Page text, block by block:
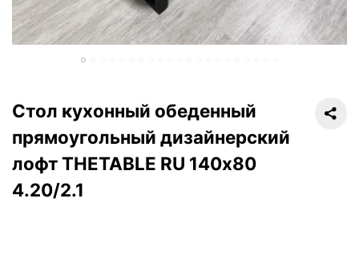
Стол кухонный обеденный
прямоугольный дизайнерский
лофт THETABLE RU 140х80
4.20/2.1